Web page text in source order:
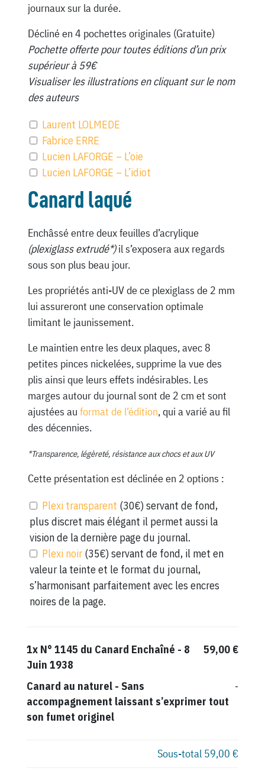
journaux sur la durée.
Décliné en 4 pochettes originales (Gratuite)
Pochette offerte pour toutes éditions d’un prix
supérieur à 59€
Visualiser les illustrations en cliquant sur le nom
des auteurs
Laurent LOLMEDE
Fabrice ERRE
Lucien LAFORGE – L’oie
Lucien LAFORGE – L’idiot
Canard laqué
Enchâssé entre deux feuilles d’acrylique
(plexiglass extrudé*)il s’exposera aux regards
sous son plus beau jour.
Les propriétés anti-UV de ce plexiglass de 2 mm
lui assureront une conservation optimale
limitant le jaunissement.
Le maintien entre les deux plaques, avec 8
petites pinces nickelées, supprime la vue des
plis ainsi que leurs effets indésirables. Les
marges autour du journal sont de 2 cm et sont
ajustées au format de l’édition, qui a varié au fil
des décennies.
*Transparence, légèreté, résistance aux chocs et aux UV
Cette présentation est déclinée en 2 options :
Plexi transparent (30€) servant de fond,
plus discret mais élégant il permet aussi la
vision de la dernière page du journal.
Plexi noir (35€) servant de fond, il met en
valeur la teinte et le format du journal,
s’harmonisant parfaitement avec les encres
noires de la page.
1x N° 1145 du Canard Enchaîné - 8
Juin 1938
59,00 €
Canard au naturel- Sans
accompagnement laissant s’exprimer tout
son fumet originel
-
Sous-total 59,00 €